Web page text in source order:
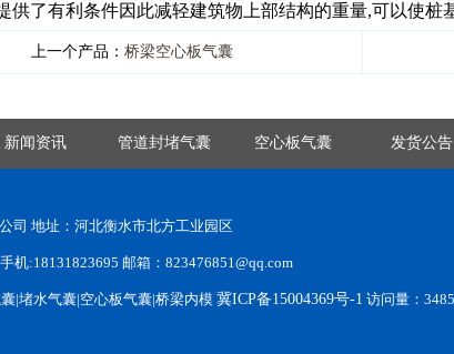
供了有利条件因此减轻建筑物上部结构的重量,可以使桩
上一个产品： 桥梁空心板气囊
新闻资讯 管道封堵气囊 空心板气囊 发货公告
司 地址：河北衡水市北方工业园区
机:18131823695 邮箱：823476851@qq.com
|堵水气囊|空心板气囊|桥梁内模冀ICP备15004369号-1 访问量：